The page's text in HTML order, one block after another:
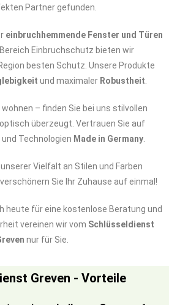
Partner gefunden.
einbruchhemmende Fenster und Türen
Einbruchschutz bieten wir
besten Schutz. Unsere Produkte
und maximaler Robustheit
wohnen – finden Sie bei uns stilvollen
überzeugt. Vertrauen Sie auf
Technologien Made in Germany
unserer Vielfalt an Stilen und Farben
Sie Ihr Zuhause auf einmal!
heute für eine kostenlose Beratung und
vereinen wir vom Schlüsseldienst
nur für Sie.
Greven - Vorteile